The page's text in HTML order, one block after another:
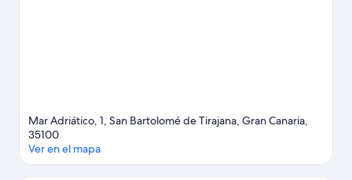
Mar Adriático, 1, San Bartolomé de Tirajana, Gran Canaria,
35100
Ver en el mapa